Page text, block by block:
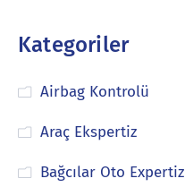
Kategoriler
Airbag Kontrolü
Araç Ekspertiz
Bağcılar Oto Expertiz